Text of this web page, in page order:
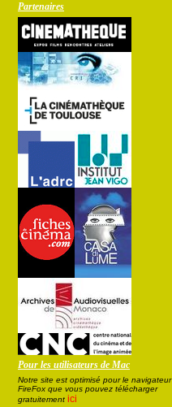
Partenaires
Pour les utilisateurs de Mac
Notre site est optimisé pour le navigateur
FireFox que vous pouvez télécharger
gratuitement ici